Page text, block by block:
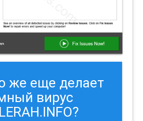
же еще делает
вирус